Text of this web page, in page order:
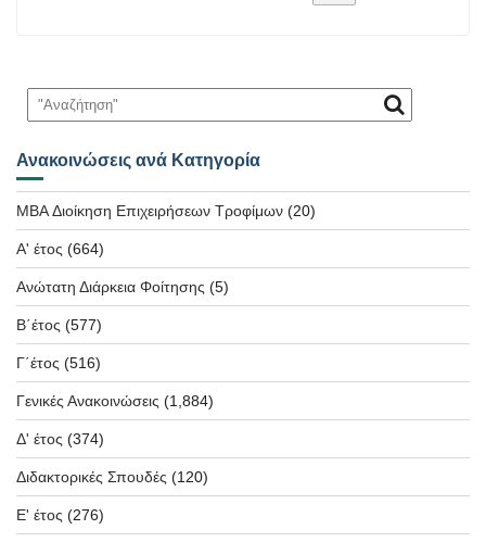
Ανακοινώσεις ανά Κατηγορία
MBA Διοίκηση Επιχειρήσεων Τροφίμων (20)
Α' έτος (664)
Ανώτατη Διάρκεια Φοίτησης (5)
Β΄έτος (577)
Γ΄έτος (516)
Γενικές Ανακοινώσεις (1,884)
Δ' έτος (374)
Διδακτορικές Σπουδές (120)
Ε' έτος (276)